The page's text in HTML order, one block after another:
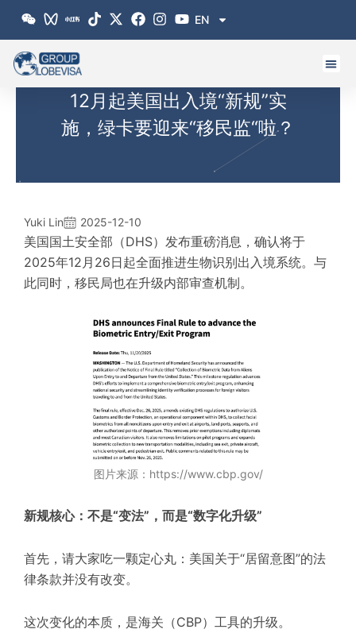
EN
12月起美国出入境“新规”实
施，绿卡要迎来“移民监“啦？
Yuki Lin 2025-12-10
美国国土安全部（DHS）发布重磅消息，确认将于
2025年12月26日起全面推进生物识别出入境系统。与
此同时，移民局也在升级内部审查机制。
图片来源：https://www.cbp.gov/
新规核心：不是“变法”，而是“数字化升级”
首先，请大家吃一颗定心丸：美国关于“居留意图”的法
律条款并没有改变。
这次变化的本质，是海关（CBP）工具的升级。